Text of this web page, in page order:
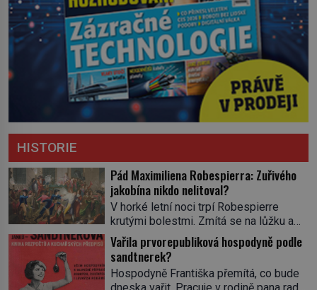
HISTORIE
Pád Maximiliena Robespierra: Zuřivého
jakobína nikdo nelitoval?
V horké letní noci trpí Robespierre
krutými bolestmi. Zmítá se na lůžku a
hlavou mu víří kolotoč myšlenek. Když
se probere z mdlob, vzpomene si na
jednu z pařížských jasnovidek, kterou
před lety navštívil. Prorokovala mu
Vařila prvorepubliková hospodyně podle
sandtnerek?
Hospodyně Františka přemítá, co bude